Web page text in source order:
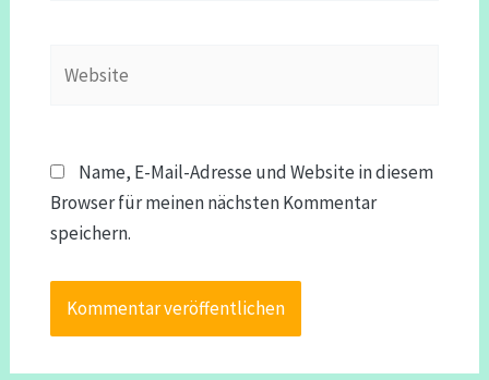
Name, E-Mail-Adresse und Website in diesem
Browser für meinen nächsten Kommentar
speichern.